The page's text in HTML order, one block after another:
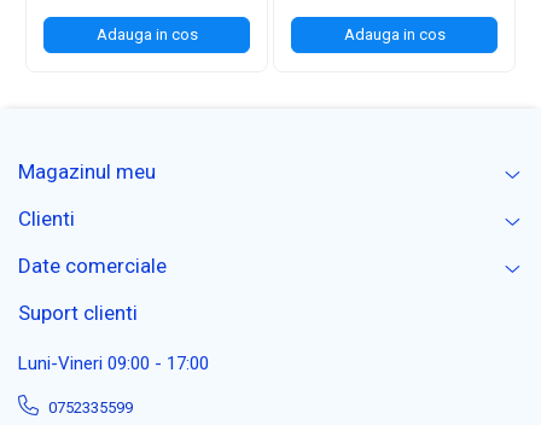
Adauga in cos Adauga in cos
Magazinul meu
Clienti
Date comerciale
Suport clienti
Luni-Vineri 09:00 - 17:00
0752335599